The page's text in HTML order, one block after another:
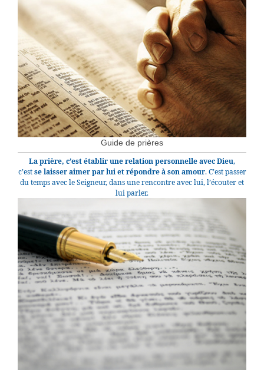
Guide de prières
La prière, c’est établir une relation personnelle avec Dieu,
c’estse laisser aimer par lui et répondre à son amour. C’est passer
du temps avec le Seigneur, dans une rencontre avec lui, l’écouter et
lui parler.